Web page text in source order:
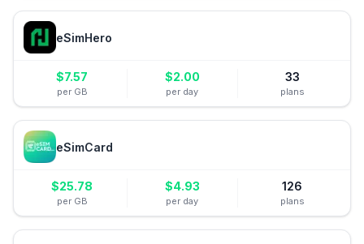
eSimHero
$7.57
per GB
$2.00
per day
33
plans
eSimCard
$25.78
per GB
$4.93
per day
126
plans